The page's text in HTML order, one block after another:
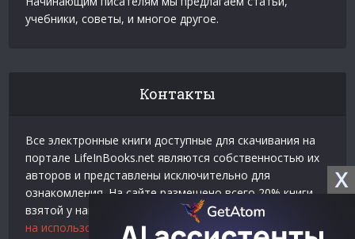
X
учебники, советы, и многое другое.
Контакты
Все электронные книги доступные для скачивания на
портале LifeInBooks.net являются собственностью их
авторов и представлены исключительно для
ознакомления. На сайте размещено всего 20% книги
взятой у нашего партнера
Официальное разрешение
на использование материалов Litres .